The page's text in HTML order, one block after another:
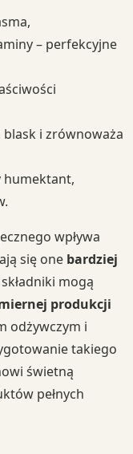
– perfekcyjne
i zrównoważa
humektant,
wpływa
się one bardziej
mogą
produkcji
odżywczym i
takiego
świetną
pełnych